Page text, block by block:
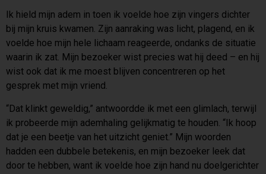
Ik hield mijn adem in toen ik voelde hoe zijn vingers dichter
bij mijn kruis kwamen. Zijn aanraking was licht, plagend, en ik
voelde hoe mijn hele lichaam reageerde, ondanks de situatie
waarin ik zat. Mijn bezoeker wist precies wat hij deed – en hij
wist ook dat ik me moest blijven concentreren op het
gesprek met mijn vriend.
“Dat klinkt geweldig,” antwoordde ik met een glimlach, terwijl
ik probeerde mijn ademhaling gelijkmatig te houden. “Ik hoop
dat je een beetje van het uitzicht geniet.” Mijn woorden
hadden een dubbele betekenis, en mijn bezoeker leek dat
door te hebben, want ik voelde hoe zijn hand nu doelgerichter